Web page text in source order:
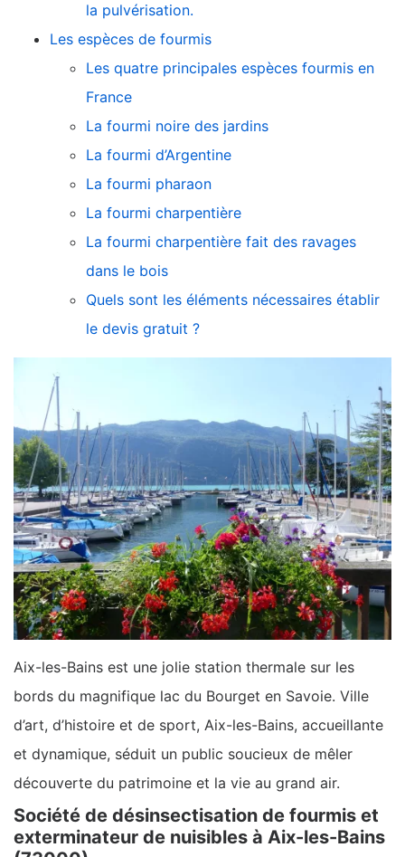
la pulvérisation.
Les espèces de fourmis
Les quatre principales espèces fourmis en
France
La fourmi noire des jardins
La fourmi d’Argentine
La fourmi pharaon
La fourmi charpentière
La fourmi charpentière fait des ravages
dans le bois
Quels sont les éléments nécessaires établir
le devis gratuit ?
Aix-les-Bains est une jolie station thermale sur les
bords du magnifique lac du Bourget en Savoie. Ville
d’art, d’histoire et de sport, Aix-les-Bains, accueillante
et dynamique, séduit un public soucieux de mêler
découverte du patrimoine et la vie au grand air.
Société de désinsectisation de fourmis et
exterminateur de nuisibles à Aix-les-Bains